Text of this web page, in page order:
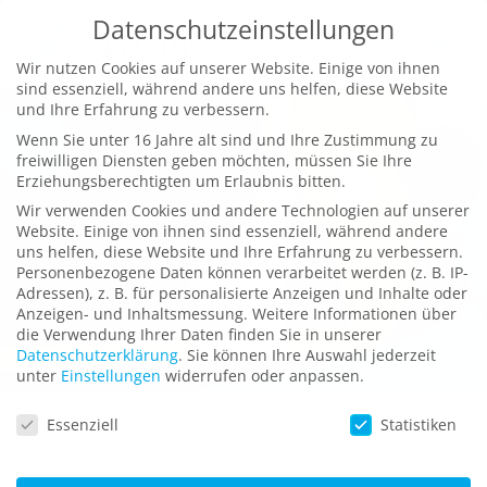
springen
Kontaktieren Sie uns!
Datenschutzeinstellungen
Wir nutzen Cookies auf unserer Website. Einige von ihnen
sind essenziell, während andere uns helfen, diese Website
und Ihre Erfahrung zu verbessern.
Wenn Sie unter 16 Jahre alt sind und Ihre Zustimmung zu
freiwilligen Diensten geben möchten, müssen Sie Ihre
Erziehungsberechtigten um Erlaubnis bitten.
Wir verwenden Cookies und andere Technologien auf unserer
Website. Einige von ihnen sind essenziell, während andere
uns helfen, diese Website und Ihre Erfahrung zu verbessern.
Personenbezogene Daten können verarbeitet werden (z. B. IP-
Adressen), z. B. für personalisierte Anzeigen und Inhalte oder
Anzeigen- und Inhaltsmessung. Weitere Informationen über
die Verwendung Ihrer Daten finden Sie in unserer
Datenschutzerklärung. Sie können Ihre Auswahl jederzeit
unter Einstellungen widerrufen oder anpassen.
Datenschutzeinstellungen
Essenziell Statistiken